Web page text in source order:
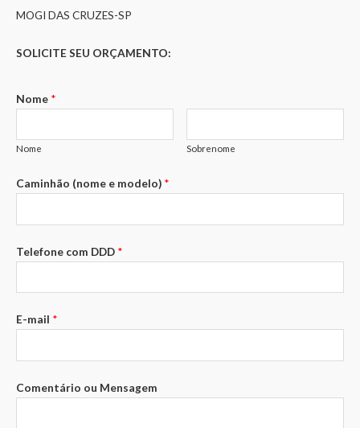
MOGI DAS CRUZES-SP
SOLICITE SEU ORÇAMENTO:
Nome *
Nome Sobrenome
Caminhão (nome e modelo) *
Telefone com DDD *
E-mail *
Comentário ou Mensagem